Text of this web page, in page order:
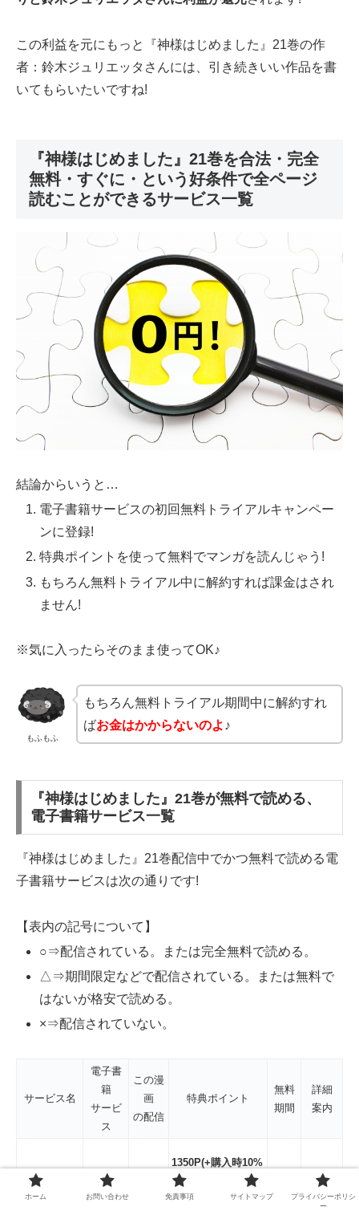
この利益を元にもっと『神様はじめました』21巻の作
者：鈴木ジュリエッタさんには、引き続きいい作品を書
いてもらいたいですね!
『神様はじめました』21巻を合法・完全
無料・すぐに・という好条件で全ページ
読むことができるサービス一覧
結論からいうと…
電子書籍サービスの初回無料トライアルキャンペー
ンに登録!
特典ポイントを使って無料でマンガを読んじゃう!
もちろん無料トライアル中に解約すれば課金はされ
ません!
※気に入ったらそのまま使ってOK♪
もふもふ
もちろん無料トライアル期間中に解約すれ
ばお金はかからないのよ ♪
『神様はじめました』21巻が無料で読める、
電子書籍サービス一覧
『神様はじめました』21巻配信中でかつ無料で読める電
子書籍サービスは次の通りです!
【表内の記号について】
○⇒配信されている。または完全無料で読める。
△⇒期間限定などで配信されている。または無料で
はないが格安で読める。
×⇒配信されていない。
サービス名
電子書
籍
サービ
ス
この漫
画
の配信
特典ポイント
無料
期間
詳細
案内
コミック.jp ○
1350P(+購入時10%
還元)
※期間限定
⇒GO!
ホーム お問い合わせ 免責事項 サイトマップ
プライバシーポリシ
ー